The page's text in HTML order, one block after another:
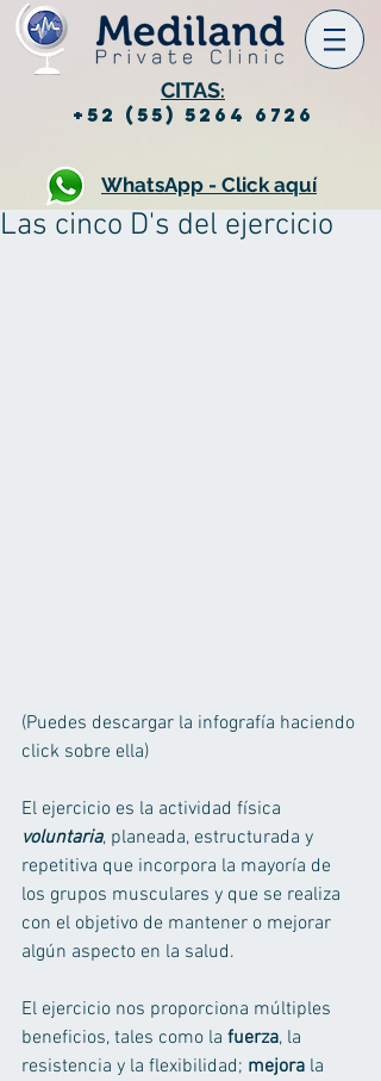
CITAS:
+52 (55) 5264 6726
WhatsApp - Click aquí
Las cinco D's del ejercicio
(Puedes descargar la infografía haciendo
click sobre ella)
El ejercicio es la actividad física
voluntaria, planeada, estructurada y
repetitiva que incorpora la mayoría de
los grupos musculares y que se realiza
con el objetivo de mantener o mejorar
algún aspecto en la salud.
El ejercicio nos proporciona múltiples
beneficios, tales como la fuerza, la
resistencia y la flexibilidad; mejora la